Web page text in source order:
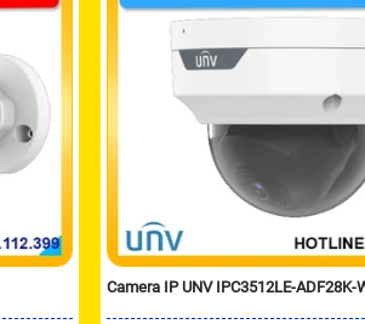
Camera IP UNV IPC3512LE-ADF28K-